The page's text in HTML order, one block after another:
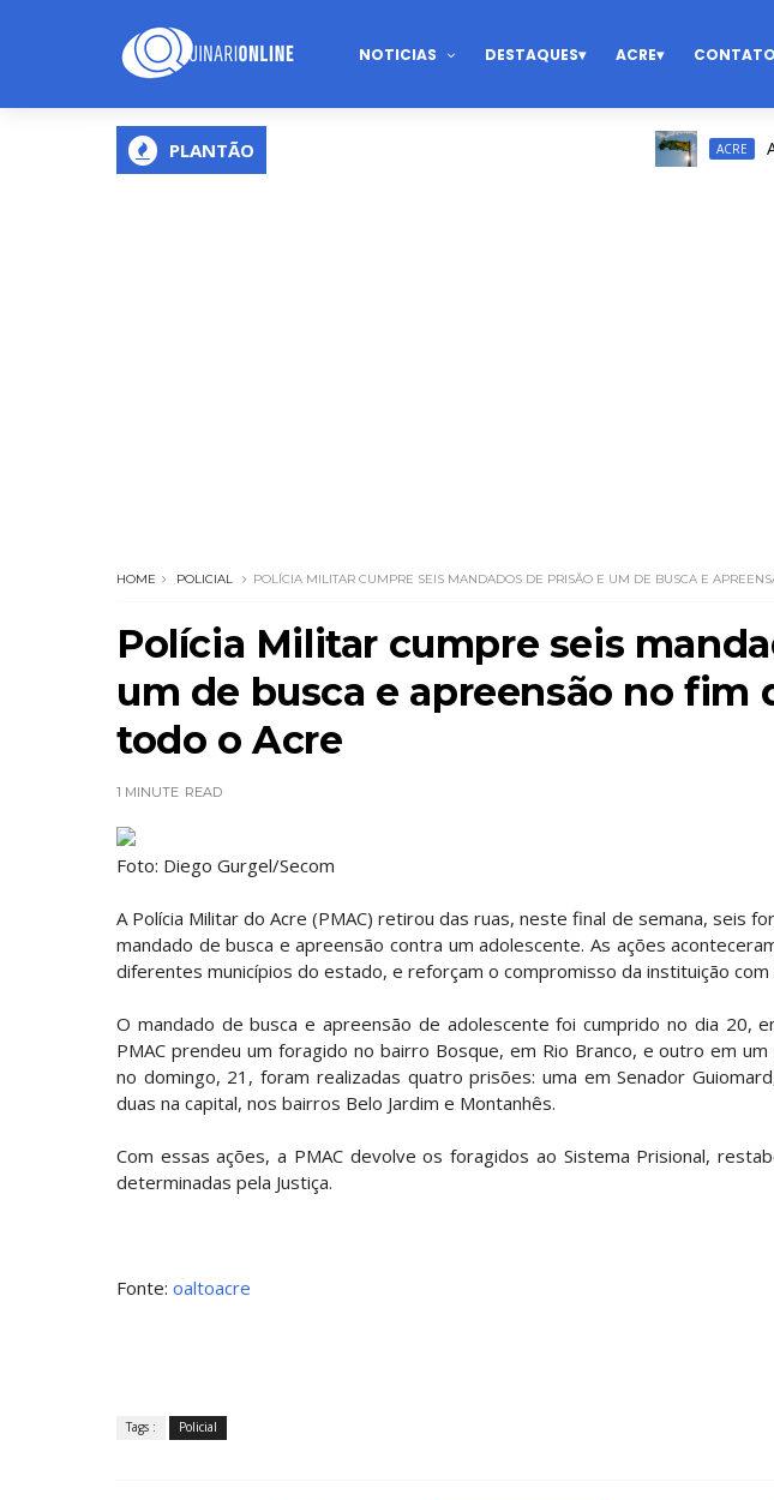
NOTICIAS DESTAQUES ACRE CONTATO
PLANTÃO ACRE Acre
HOME POLICIAL POLÍCIA MILITAR CUMPRE SEIS MANDADOS DE PRISÃO E UM DE BUSCA E
Polícia Militar cumpre seis
um de busca e apreensão no fim
todo o Acre
1 MINUTE READ
Foto: Diego Gurgel/Secom
A Polícia Militar do Acre (PMAC) retirou das ruas, neste final de semana, seis
mandado de busca e apreensão contra um adolescente. As ações
diferentes municípios do estado, e reforçam o compromisso da instituição com
O mandado de busca e apreensão de adolescente foi cumprido no dia 20,
PMAC prendeu um foragido no bairro Bosque, em Rio Branco, e outro em
no domingo, 21, foram realizadas quatro prisões: uma em Senador
duas na capital, nos bairros Belo Jardim e Montanhês.
Com essas ações, a PMAC devolve os foragidos ao Sistema Prisional,
determinadas pela Justiça.
Fonte: oaltoacre
Tags : Policial